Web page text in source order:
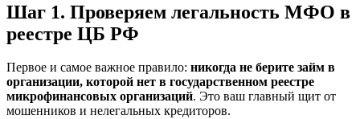
Шаг 1. Проверяем легальность МФО в
реестре ЦБ РФ
Первое и самое важное правило: никогда не берите займ в
организации, которой нет в государственном реестре
микрофинансовых организаций. Это ваш главный щит от
мошенников и нелегальных кредиторов.